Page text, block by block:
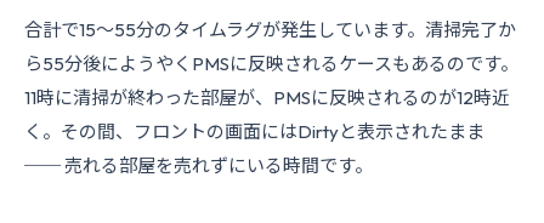
合計で15〜55分のタイムラグが発生しています。清掃完了か
ら55分後にようやくPMSに反映されるケースもあるのです。
11時に清掃が終わった部屋が、PMSに反映されるのが12時近
く。その間、フロントの画面にはDirtyと表示されたまま
── 売れる部屋を売れずにいる時間です。